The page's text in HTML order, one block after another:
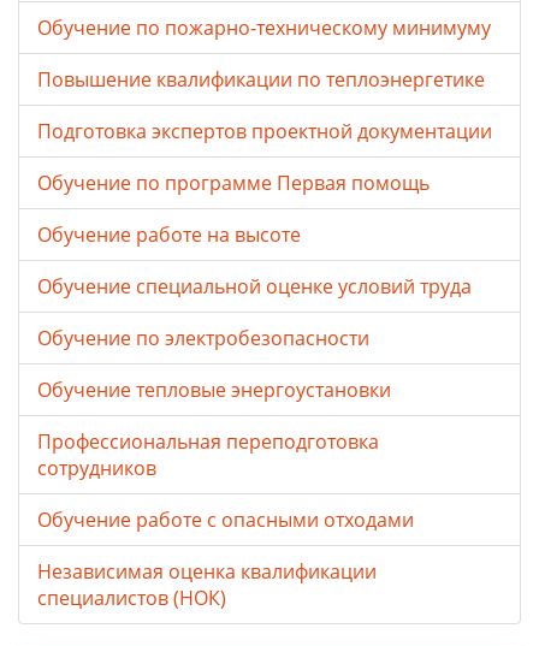
Обучение по пожарно-техническому минимуму
Повышение квалификации по теплоэнергетике
Подготовка экспертов проектной документации
Обучение по программе Первая помощь
Обучение работе на высоте
Обучение специальной оценке условий труда
Обучение по электробезопасности
Обучение тепловые энергоустановки
Профессиональная переподготовка
сотрудников
Обучение работе с опасными отходами
Независимая оценка квалификации
специалистов (НОК)